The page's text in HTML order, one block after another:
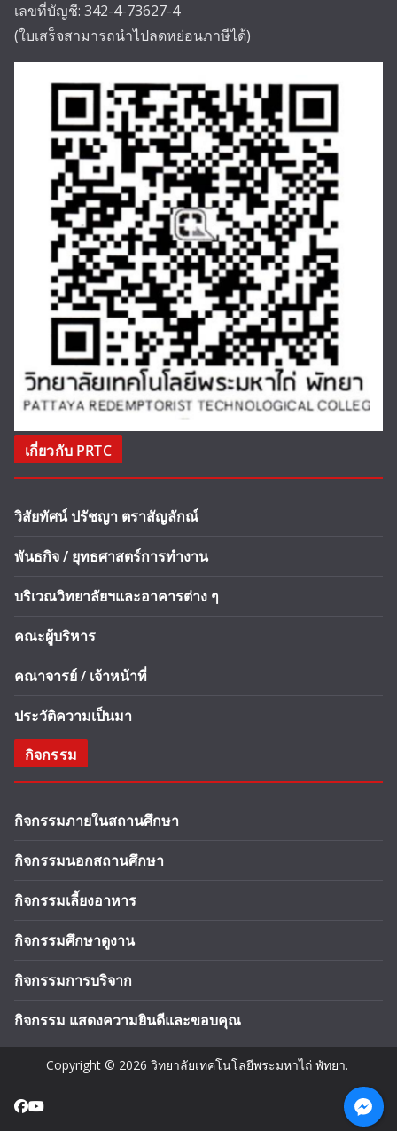
เลขที่บัญชี: 342-4-73627-4
(ใบเสร็จสามารถนำไปลดหย่อนภาษีได้)
เกี่ยวกับ PRTC
วิสัยทัศน์ ปรัชญา ตราสัญลักณ์
พันธกิจ / ยุทธศาสตร์การทำงาน
บริเวณวิทยาลัยฯและอาคารต่าง ๆ
คณะผู้บริหาร
คณาจารย์ / เจ้าหน้าที่
ประวัติความเป็นมา
กิจกรรม
กิจกรรมภายในสถานศึกษา
กิจกรรมนอกสถานศึกษา
กิจกรรมเลี้ยงอาหาร
กิจกรรมศึกษาดูงาน
กิจกรรมการบริจาก
กิจกรรม แสดงความยินดีและขอบคุณ
Copyright © 2026 วิทยาลัยเทคโนโลยีพระมหาไถ่ พัทยา.